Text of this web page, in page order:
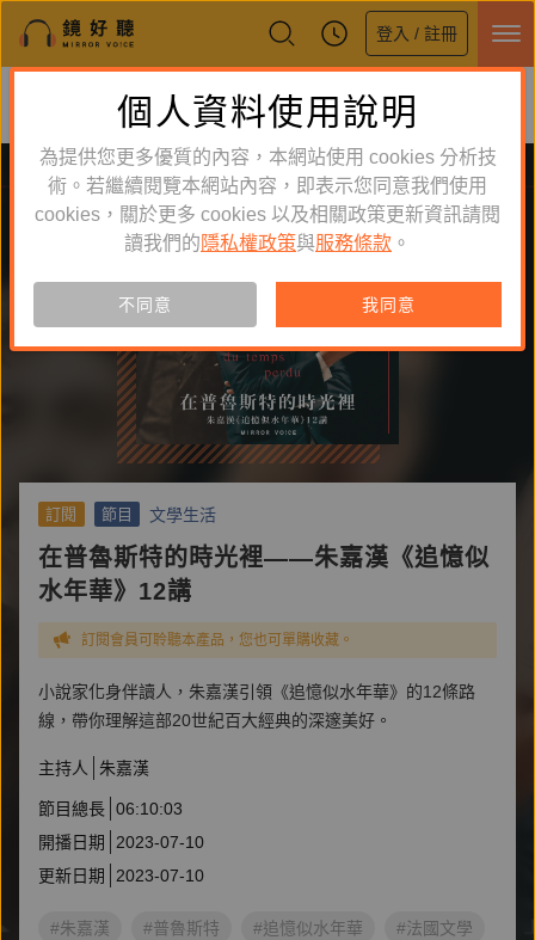
登入 / 註冊
鏡好聽全新APP上線
體驗全面升級，即刻下載
訂閱 節目 文學生活
在普魯斯特的時光裡——朱嘉漢《追憶似
水年華》12講
訂閱會員可聆聽本產品，您也可單購收藏。
小說家化身伴讀人，朱嘉漢引領《追憶似水年華》的12條路
線，帶你理解這部20世紀百大經典的深邃美好。
主持人 朱嘉漢
節目總長 06:10:03
開播日期
2023-07-10
更新日期
2023-07-10
#朱嘉漢 #普魯斯特 #追憶似水年華 #法國文學
個人資料使用說明
為提供您更多優質的內容，本網站使用 cookies 分析技
術。若繼續閱覽本網站內容，即表示您同意我們使用
cookies，關於更多 cookies 以及相關政策更新資訊請閱
讀我們的 隱私權政策與服務條款 。
不同意 我同意